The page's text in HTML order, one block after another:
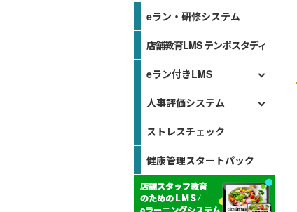
eラン・研修システム
店舗教育LMS テンポスタディ
eラン付きLMS
人事評価システム
ストレスチェック
健康管理スタートパック